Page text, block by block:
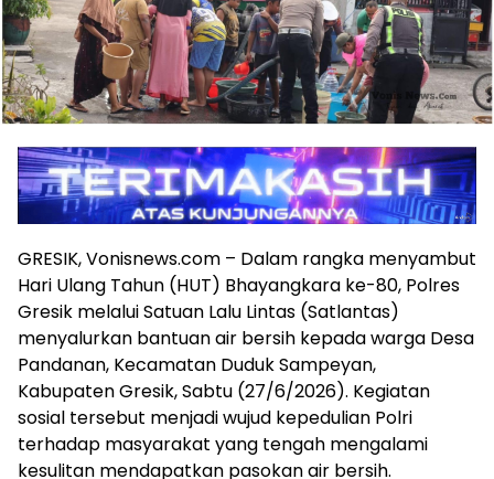
GRESIK, Vonisnews.com – Dalam rangka menyambut
Hari Ulang Tahun (HUT) Bhayangkara ke-80, Polres
Gresik melalui Satuan Lalu Lintas (Satlantas)
menyalurkan bantuan air bersih kepada warga Desa
Pandanan, Kecamatan Duduk Sampeyan,
Kabupaten Gresik, Sabtu (27/6/2026). Kegiatan
sosial tersebut menjadi wujud kepedulian Polri
terhadap masyarakat yang tengah mengalami
kesulitan mendapatkan pasokan air bersih.